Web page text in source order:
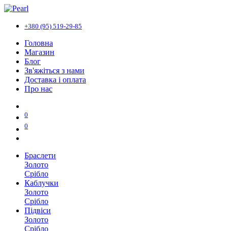
+380 (95) 519-29-85
Головна
Магазин
Блог
Зв'яжіться з нами
Доставка і оплата
Про нас
0
0
Браслети
Золото
Срібло
Каблучки
Золото
Срібло
Підвіси
Золото
Срібло